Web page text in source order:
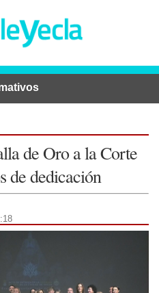
de Oro a la Corte
de dedicación